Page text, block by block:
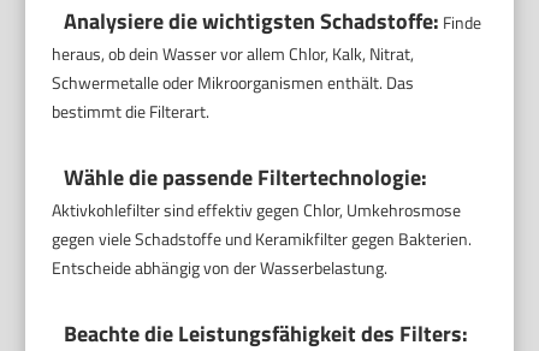
Analysiere die wichtigsten Schadstoffe: Finde
heraus, ob dein Wasser vor allem Chlor, Kalk, Nitrat,
Schwermetalle oder Mikroorganismen enthält. Das
bestimmt die Filterart.
Wähle die passende Filtertechnologie:
Aktivkohlefilter sind effektiv gegen Chlor, Umkehrosmose
gegen viele Schadstoffe und Keramikfilter gegen Bakterien.
Entscheide abhängig von der Wasserbelastung.
Beachte die Leistungsfähigkeit des Filters: